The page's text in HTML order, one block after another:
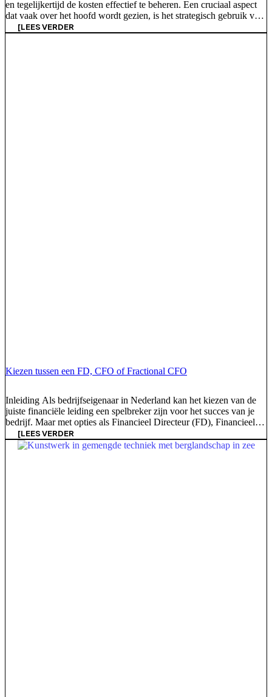
en tegelijkertijd de kosten effectief te beheren. Een cruciaal aspect
dat vaak over het hoofd wordt gezien, is het strategisch gebruik van
professionele kosten om belastingverplichtingen te verminderen en
[LEES VERDER
Kiezen tussen een FD, CFO of Fractional CFO
Inleiding Als bedrijfseigenaar in Nederland kan het kiezen van de
juiste financiële leiding een spelbreker zijn voor het succes van je
bedrijf. Maar met opties als Financieel Directeur (FD), Financieel
Directeur (CFO) en Fractioneel CFO, hoe weet je wat het beste bij
je past? Deze gids geeft een overzicht van deze rollen en hun
[LEES VERDER